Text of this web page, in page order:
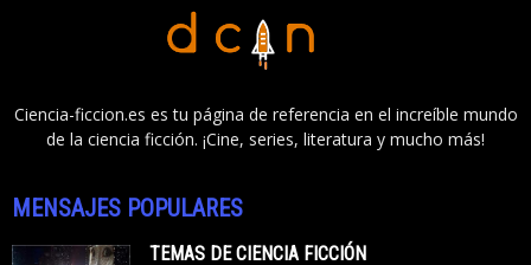
Ciencia-ficcion.es es tu página de referencia en el increíble mundo
de la ciencia ficción. ¡Cine, series, literatura y mucho más!
MENSAJES POPULARES
TEMAS DE CIENCIA FICCIÓN